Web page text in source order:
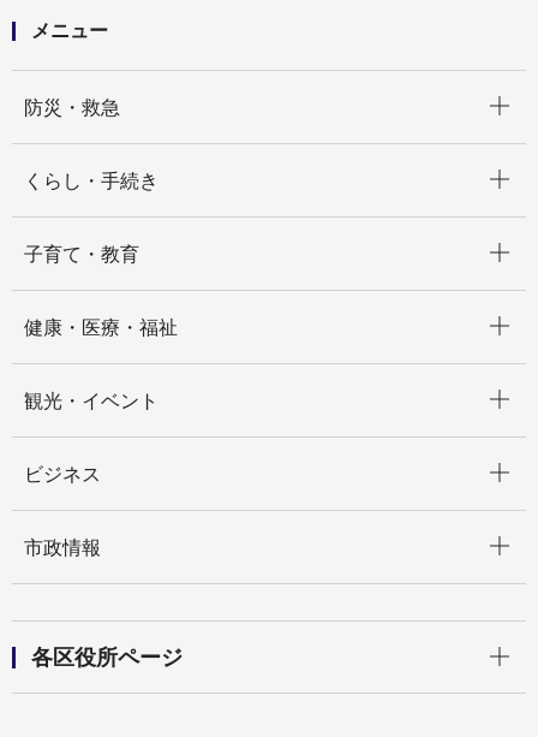
メニュー
防災・救急
くらし・手続き
子育て・教育
健康・医療・福祉
観光・イベント
ビジネス
市政情報
各区役所ページ